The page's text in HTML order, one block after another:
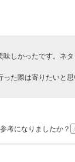
しかったです。ネタ
た際は寄りたいと思
考になりましたか？